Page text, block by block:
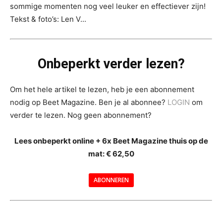
sommige momenten nog veel leuker en effectiever zijn!
Tekst & foto’s: Len V...
Onbeperkt verder lezen?
Om het hele artikel te lezen, heb je een abonnement
nodig op Beet Magazine. Ben je al abonnee? LOGIN om
verder te lezen. Nog geen abonnement?
Lees onbeperkt online + 6x Beet Magazine thuis op de
mat: € 62,50
ABONNEREN